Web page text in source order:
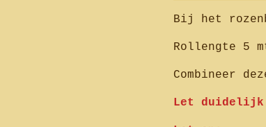
Bij het
Rollengte 5
Combineer
Let duidelijk